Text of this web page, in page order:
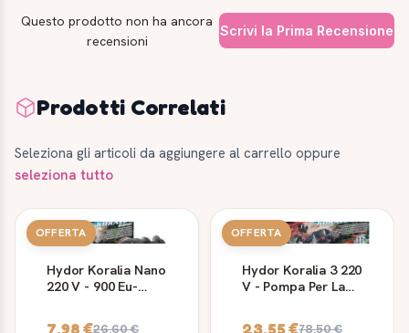
Questo prodotto non ha ancora
recensioni
Scrivi la Prima Recensione
Prodotti Correlati
Seleziona gli articoli da aggiungere al carrello oppure
seleziona tutto
OFFERTA
Hydor Koralia Nano
220 V - 900 Eu-
Movimentazione
7,98 €26,60 €
OFFERTA
Hydor Koralia 3 220
V - Pompa Per La
Dell' Acqua Dolce E
23,55 €78,50 €